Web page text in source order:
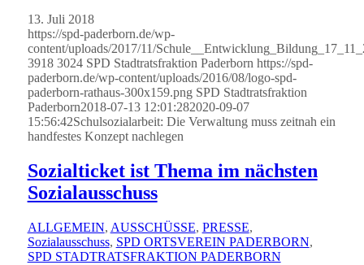
13. Juli 2018
https://spd-paderborn.de/wp-
content/uploads/2017/11/
3918 3024 SPD Stadtratsfraktion Paderborn https://spd-
paderborn.de/wp-content/uploads/2016/08/logo-spd-
paderborn-rathaus-300x159.png SPD Stadtratsfraktion
Paderborn2018-07-13 12:01:282020-09-07
15:56:42Schulsozialarbeit: Die Verwaltung muss zeitnah ein
handfestes Konzept nachlegen
Sozialticket ist Thema im nächsten
Sozialausschuss
ALLGEMEIN, AUSSCHÜSSE, PRESSE,
Sozialausschuss, SPD ORTSVEREIN PADERBORN,
SPD STADTRATSFRAKTION PADERBORN